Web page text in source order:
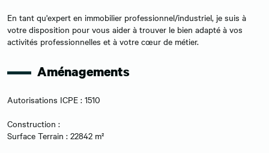
En tant qu'expert en immobilier professionnel/industriel, je suis à
votre disposition pour vous aider à trouver le bien adapté à vos
activités professionnelles et à votre cœur de métier.
Aménagements
Autorisations ICPE : 1510
Construction :
Surface Terrain : 22842 m²